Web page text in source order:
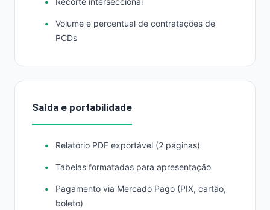
Volume e percentual de contratações de
PCDs
Saída e portabilidade
Relatório PDF exportável (2 páginas)
Tabelas formatadas para apresentação
Pagamento via Mercado Pago (PIX, cartão,
boleto)